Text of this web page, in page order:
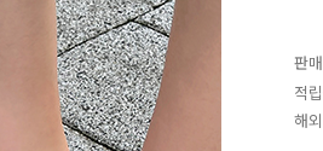
판
적
해